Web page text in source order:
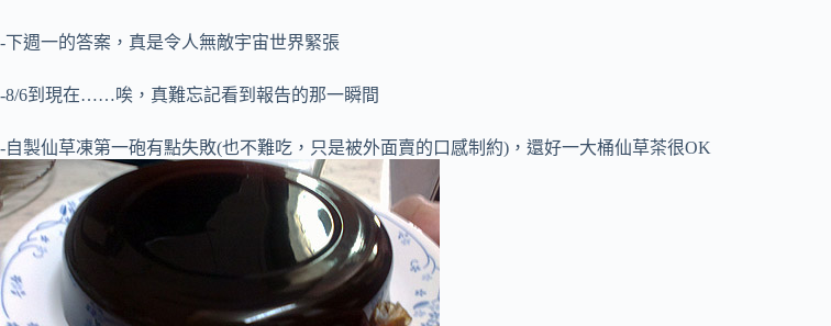
-下週一的答案，真是令人無敵宇宙世界緊張
-8/6到現在……唉，真難忘記看到報告的那一瞬間
-自製仙草凍第一砲有點失敗(也不難吃，只是被外面賣的口感制約)，還好一大桶仙草茶很OK